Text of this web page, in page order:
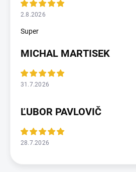
2.8.2026
Super
MICHAL MARTISEK
31.7.2026
ĽUBOR PAVLOVIČ
28.7.2026